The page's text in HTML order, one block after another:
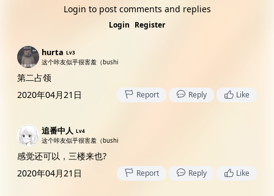
Login to post comments and replies
Login Register
hurta Lv3
这个咔友似乎很害羞（bushi
第二占领
2020年04月21日
Report Reply Like
追番中人 Lv4
这个咔友似乎很害羞（bushi
感觉还可以，三楼来也?
2020年04月21日
Report Reply Like